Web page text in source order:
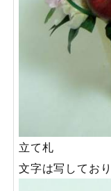
立て札
文字は写しており